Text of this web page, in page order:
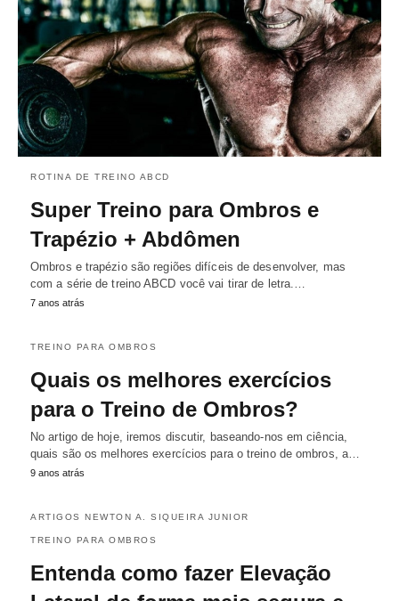
ROTINA DE TREINO ABCD
Super Treino para Ombros e
Trapézio + Abdômen
Ombros e trapézio são regiões difíceis de desenvolver, mas
com a série de treino ABCD você vai tirar de letra.…
7 anos atrás
TREINO PARA OMBROS
Quais os melhores exercícios
para o Treino de Ombros?
No artigo de hoje, iremos discutir, baseando-nos em ciência,
quais são os melhores exercícios para o treino de ombros, a…
9 anos atrás
ARTIGOS NEWTON A. SIQUEIRA JUNIOR
TREINO PARA OMBROS
Entenda como fazer Elevação